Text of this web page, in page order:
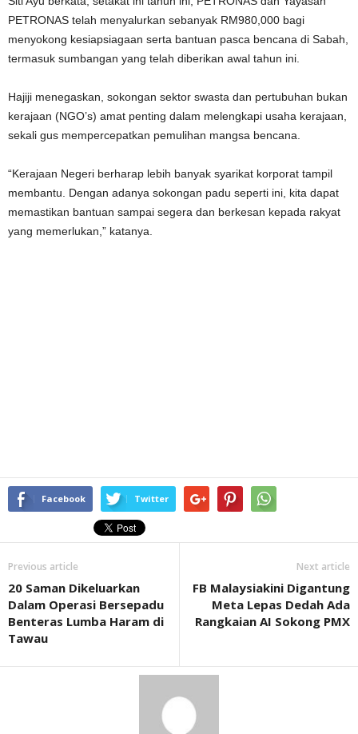
PETRONAS telah menyalurkan sebanyak RM980,000 bagi
menyokong kesiapsiagaan serta bantuan pasca bencana di Sabah,
termasuk sumbangan yang telah diberikan awal tahun ini.
Hajiji menegaskan, sokongan sektor swasta dan pertubuhan bukan
kerajaan (NGO’s) amat penting dalam melengkapi usaha kerajaan,
sekali gus mempercepatkan pemulihan mangsa bencana.
“Kerajaan Negeri berharap lebih banyak syarikat korporat tampil
membantu. Dengan adanya sokongan padu seperti ini, kita dapat
memastikan bantuan sampai segera dan berkesan kepada rakyat
yang memerlukan,” katanya.
Facebook Twitter
Previous article
20 Saman Dikeluarkan
Dalam Operasi Bersepadu
Benteras Lumba Haram di
Tawau
Next article
FB Malaysiakini Digantung
Meta Lepas Dedah Ada
Rangkaian AI Sokong PMX